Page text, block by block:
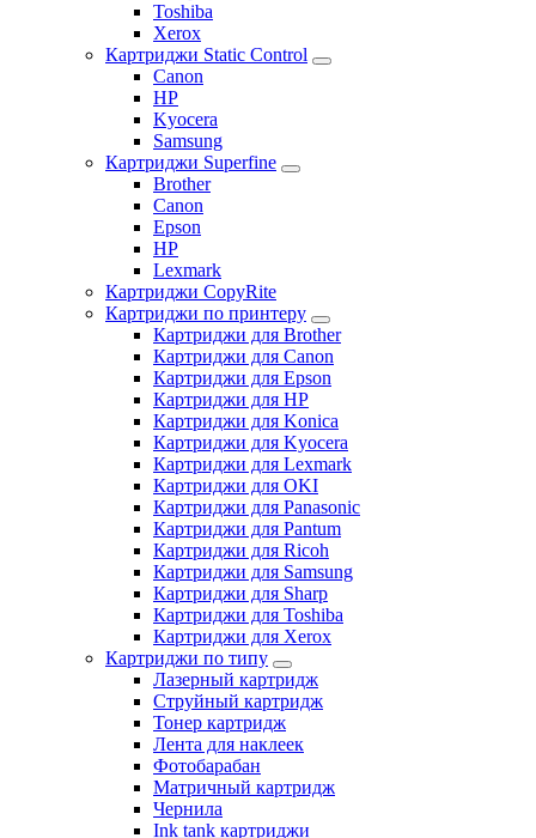
Toshiba
Xerox
Картриджи Static Control
Canon
HP
Kyocera
Samsung
Картриджи Superfine
Brother
Canon
Epson
HP
Lexmark
Картриджи CopyRite
Картриджи по принтеру
Картриджи для Brother
Картриджи для Canon
Картриджи для Epson
Картриджи для HP
Картриджи для Konica
Картриджи для Kyocera
Картриджи для Lexmark
Картриджи для OKI
Картриджи для Panasonic
Картриджи для Pantum
Картриджи для Ricoh
Картриджи для Samsung
Картриджи для Sharp
Картриджи для Toshiba
Картриджи для Xerox
Картриджи по типу
Лазерный картридж
Струйный картридж
Тонер картридж
Лента для наклеек
Фотобарабан
Матричный картридж
Чернила
Ink tank картриджи